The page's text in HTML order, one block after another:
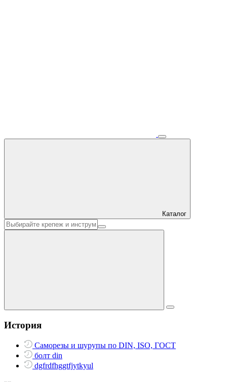
Каталог
История
Саморезы и шурупы по DIN, ISO, ГОСТ
болт din
dgfrdfhggtfjytkyul